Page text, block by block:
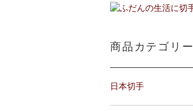
商品カテゴリー
日本切手